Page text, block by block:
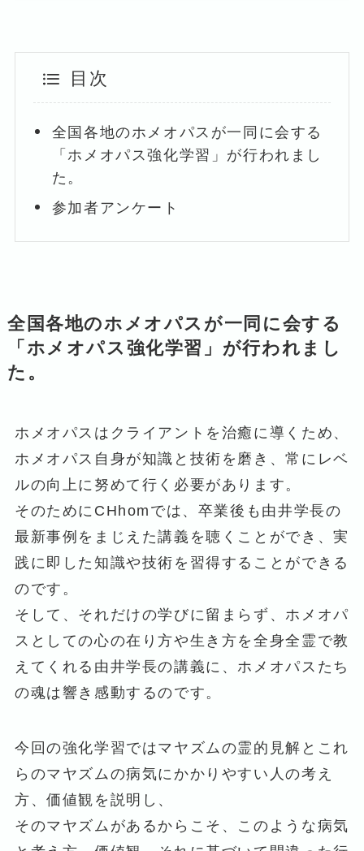
目次
全国各地のホメオパスが一同に会する
「ホメオパス強化学習」が行われまし
た。
参加者アンケート
全国各地のホメオパスが一同に会する
「ホメオパス強化学習」が行われまし
た。
ホメオパスはクライアントを治癒に導くため、
ホメオパス自身が知識と技術を磨き、常にレベ
ルの向上に努めて行く必要があります。
そのためにCHhomでは、卒業後も由井学長の
最新事例をまじえた講義を聴くことができ、実
践に即した知識や技術を習得することができる
のです。
そして、それだけの学びに留まらず、ホメオパ
スとしての心の在り方や生き方を全身全霊で教
えてくれる由井学長の講義に、ホメオパスたち
の魂は響き感動するのです。
今回の強化学習ではマヤズムの霊的見解とこれ
らのマヤズムの病気にかかりやすい人の考え
方、価値観を説明し、
そのマヤズムがあるからこそ、このような病気